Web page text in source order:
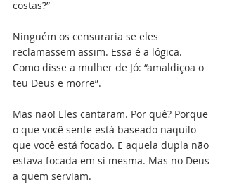
costas?”
Ninguém os censuraria se eles
reclamassem assim. Essa é a lógica.
Como disse a mulher de Jó: “amaldiçoa o
teu Deus e morre”.
Mas não! Eles cantaram. Por quê? Porque
o que você sente está baseado naquilo
que você está focado. E aquela dupla não
estava focada em si mesma. Mas no Deus
a quem serviam.